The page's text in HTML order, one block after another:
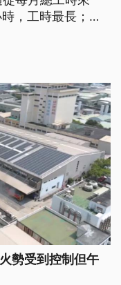
，工時最長；排
勢受到控制但午